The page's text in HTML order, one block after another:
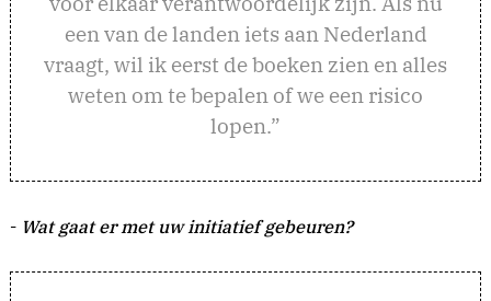
een van de landen iets aan Nederland
vraagt, wil ik eerst de boeken zien en alles
weten om te bepalen of we een risico
lopen.”
- Wat gaat er met uw initiatief gebeuren?